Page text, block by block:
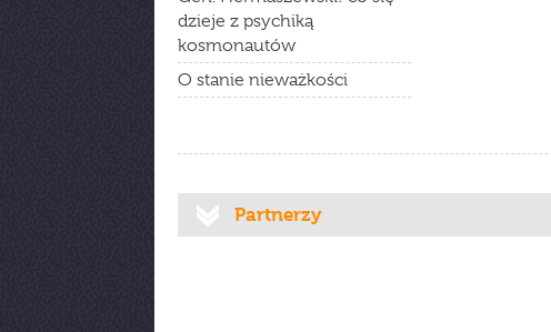
dzieje z psychiką
kosmonautów
O stanie nieważkości
Partnerzy